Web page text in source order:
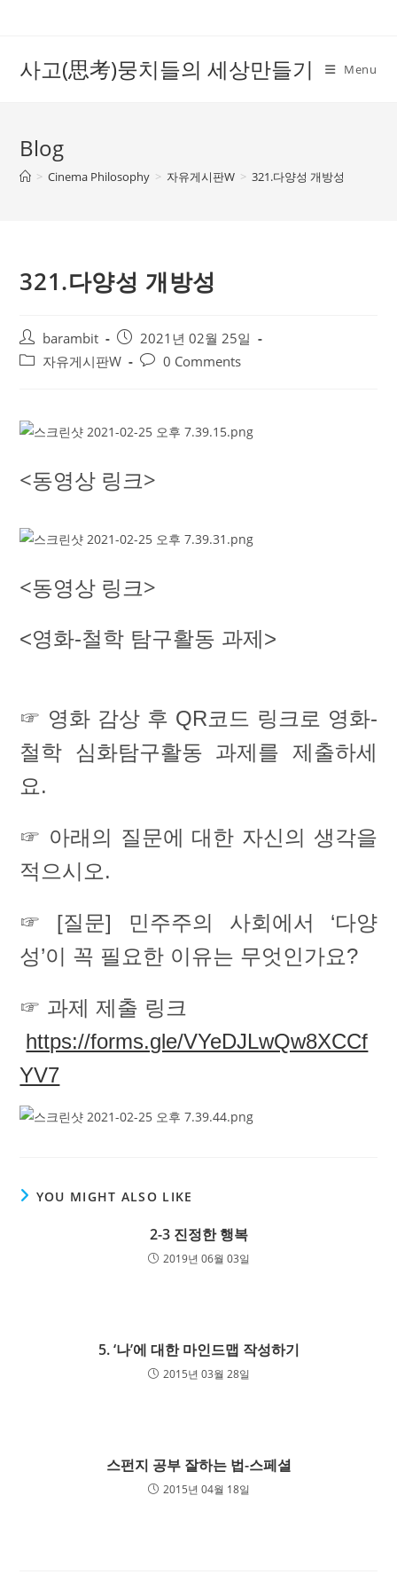
사고(思考)뭉치들의 세상만들기 Menu
Blog
> Cinema Philosophy > 자유게시판W > 321.다양성 개방성
321.다양성 개방성
Post
author:
barambit
Post
published:
2021년 02월 25일
Post자유게시판W
Post0 Comments
<동영상 링크>
<동영상 링크>
<영화-철학 탐구활동 과제>
☞ 영화 감상 후 QR코드 링크로 영화-
철학 심화탐구활동 과제를 제출하세
요.
☞ 아래의 질문에 대한 자신의 생각을
적으시오.
☞ [질문] 민주주의 사회에서 ‘다양
성’이 꼭 필요한 이유는 무엇인가요?
☞ 과제 제출 링크
https://forms.gle/VYeDJLwQw8XCCf
YV7
YOU MIGHT ALSO LIKE
2-3 진정한 행복
2019년 06월 03일
5. ‘나’에 대한 마인드맵 작성하기
2015년 03월 28일
스펀지 공부 잘하는 법-스페셜
2015년 04월 18일